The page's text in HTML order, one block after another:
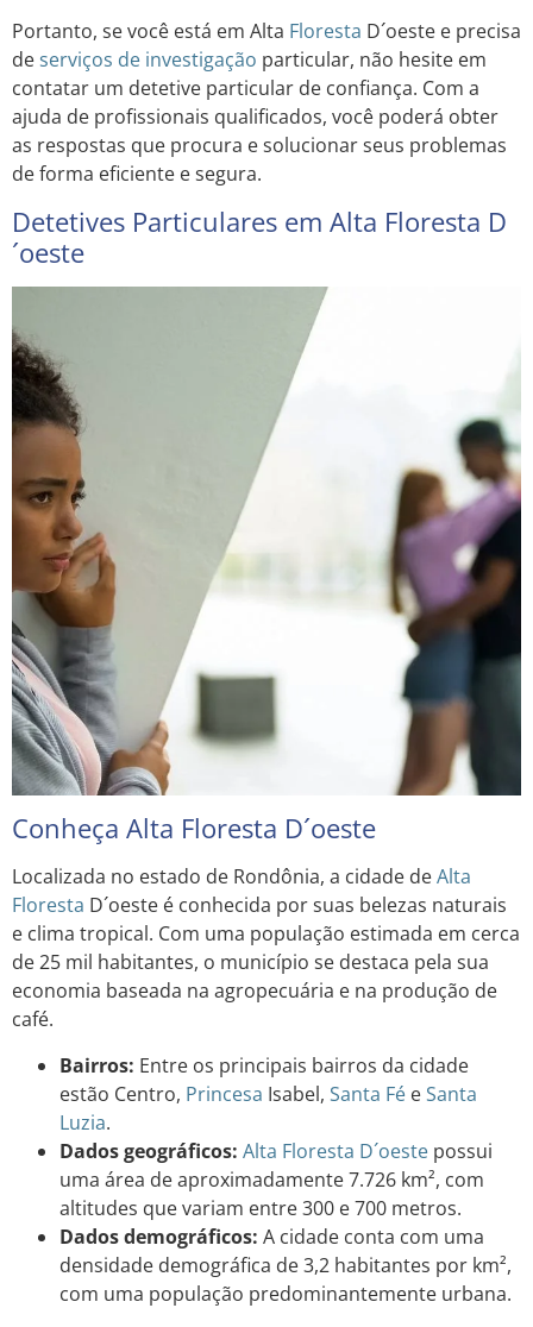
Portanto, se você está em Alta Floresta D´oeste e precisa
deserviços de investigação particular, não hesite em
contatar um detetive particular de confiança. Com a
ajuda de profissionais qualificados, você poderá obter
as respostas que procura e solucionar seus problemas
de forma eficiente e segura.
Detetives Particulares em Alta Floresta D
´oeste
Conheça Alta Floresta D´oeste
Localizada no estado de Rondônia, a cidade deAlta
Floresta D´oeste é conhecida por suas belezas naturais
e clima tropical. Com uma população estimada em cerca
de 25 mil habitantes, o município se destaca pela sua
economia baseada na agropecuária e na produção de
café.
Bairros: Entre os principais bairros da cidade
estão Centro, Princesa Isabel, Santa Fé eSanta
Luzia.
Dados geográficos: Alta Floresta D´oeste possui
uma área de aproximadamente 7.726 km², com
altitudes que variam entre 300 e 700 metros.
Dados demográficos: A cidade conta com uma
densidade demográfica de 3,2 habitantes por km²,
com uma população predominantemente urbana.